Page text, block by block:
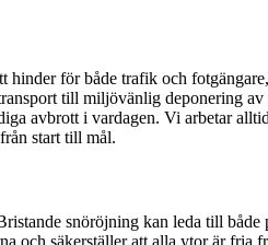
för både trafik och
till miljövänlig deponering av
avbrott i vardagen. Vi arbetar
start till mål.
snöröjning kan leda till både